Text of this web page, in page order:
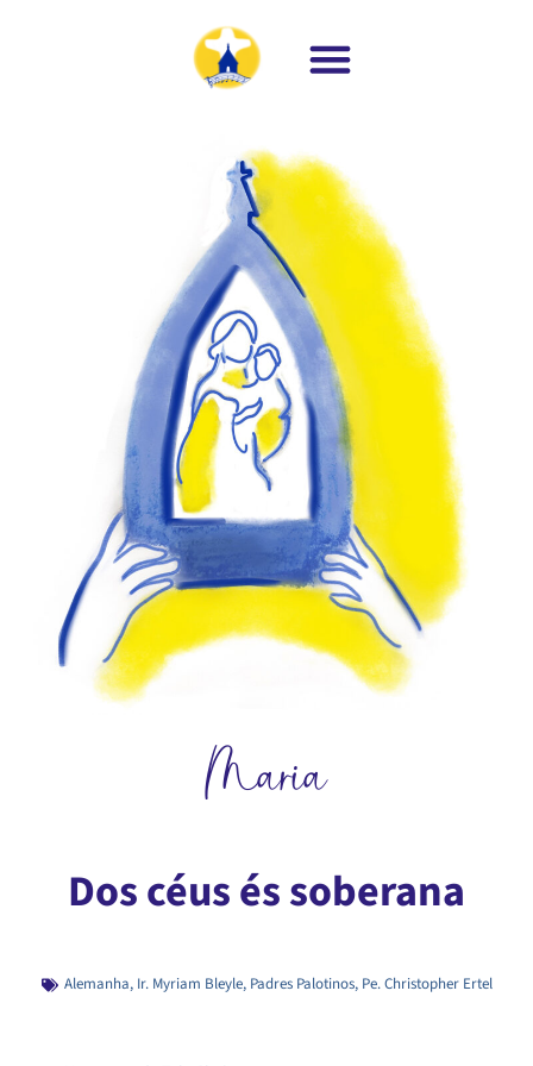
Maria
Dos céus és soberana
Alemanha, Ir. Myriam Bleyle, Padres Palotinos, Pe. Christopher Ertel